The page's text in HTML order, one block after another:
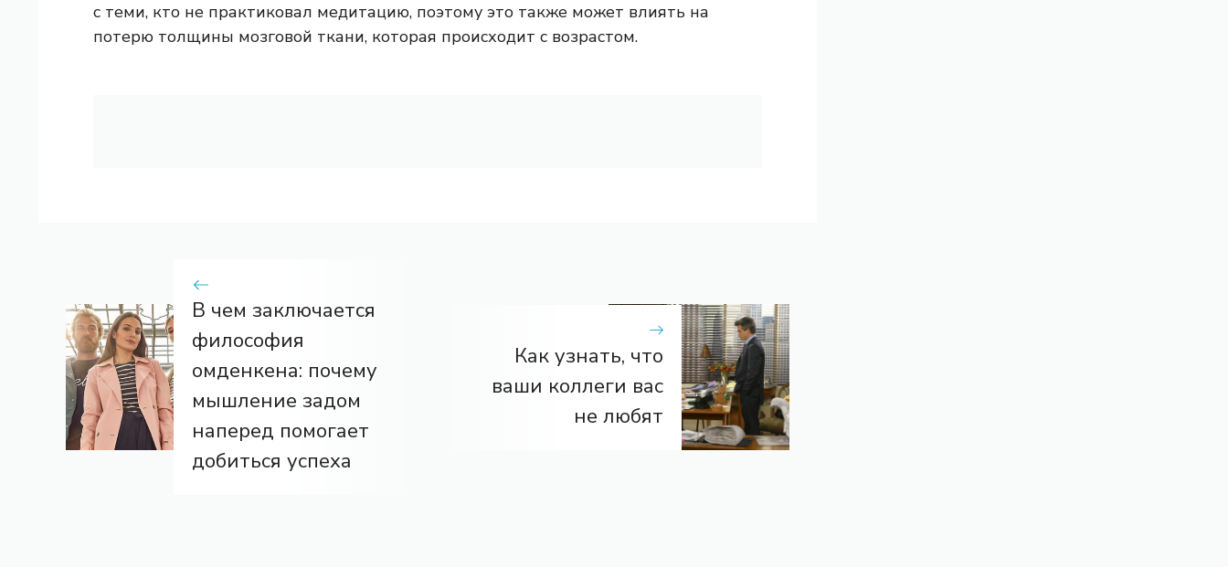
с теми, кто не практиковал медитацию, поэтому это также может влиять на
потерю толщины мозговой ткани, которая происходит с возрастом.
В чем заключается
философия
омденкена: почему
мышление задом
наперед помогает
добиться успеха
Как узнать, что
ваши коллеги вас
не любят